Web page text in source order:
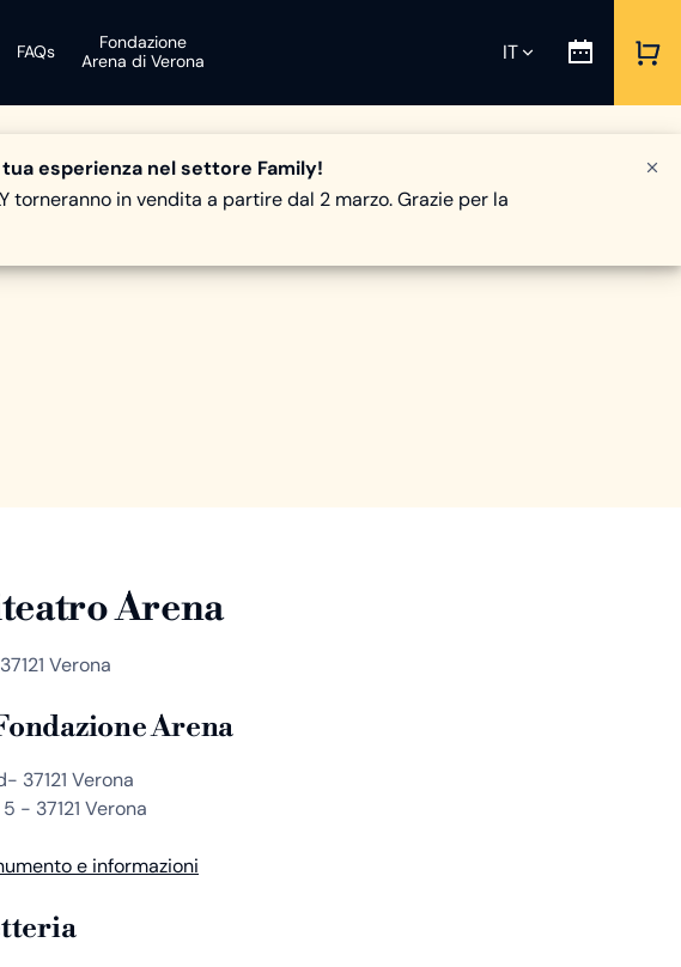
FAQs
Fondazione
Arena di Verona
IT
Arena
Verona
Arena
37121 Verona
- 37121 Verona
e informazioni
esperienza nel settore Family!
torneranno in vendita a partire dal 2 marzo. Grazie per la